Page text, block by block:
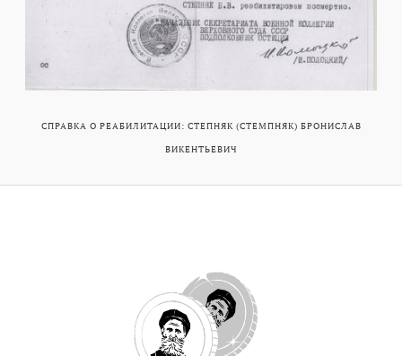
СПРАВКА О РЕАБИЛИТАЦИИ: СТЕПНЯК (СТЕМПНЯК) БРОНИСЛАВ
ВИКЕНТЬЕВИЧ